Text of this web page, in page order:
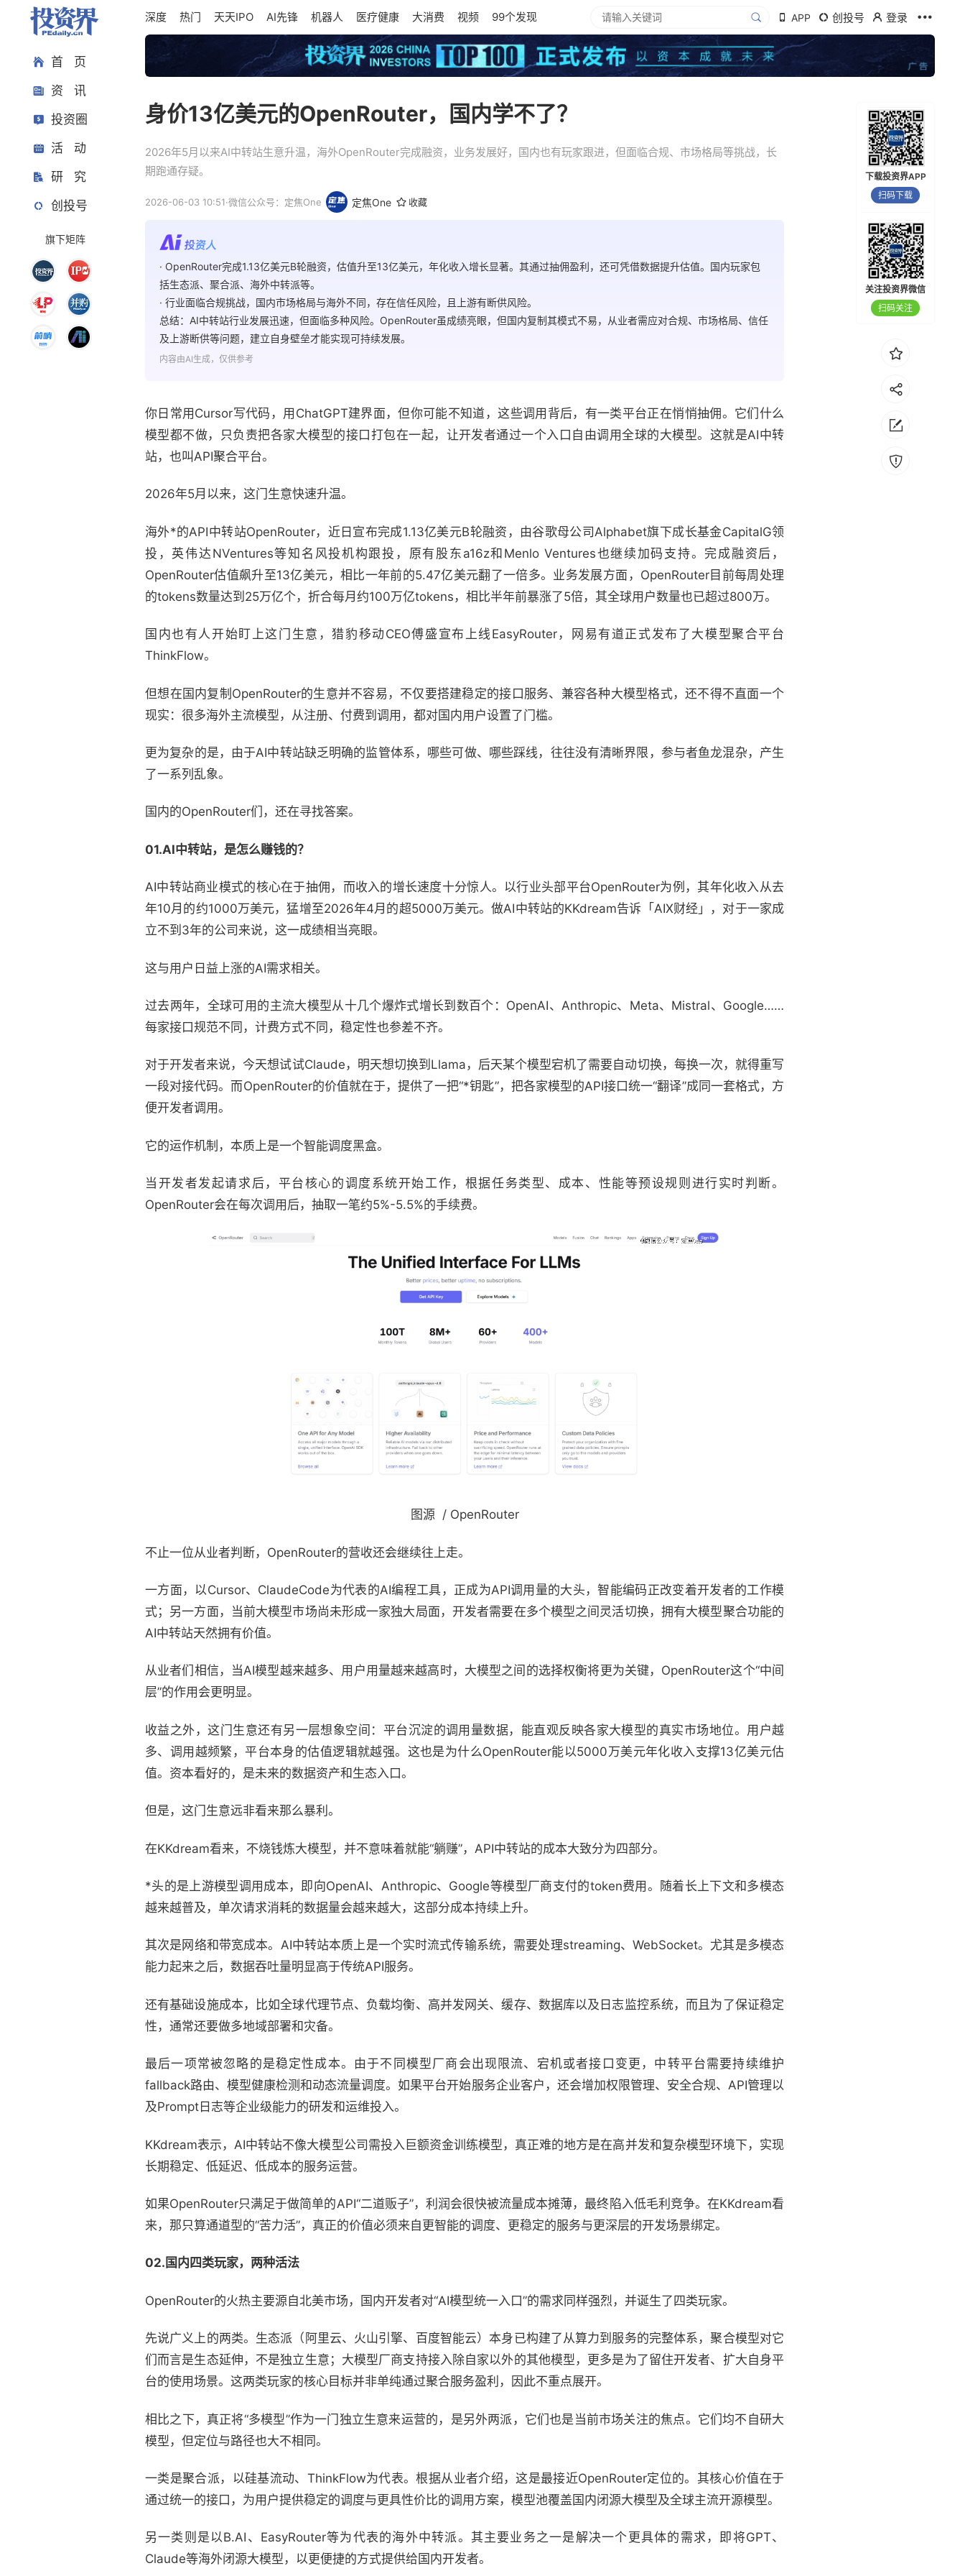
首 页
资 讯
投资圈
活 动
研 究
创投号
旗下矩阵
深度 热门 天天IPO AI先锋 机器人 医疗健康 大消费 视频 99个发现 APP 创投号 登录
身价13亿美元的OpenRouter，国内学不了？
2026年5月以来AI中转站生意升温，海外OpenRouter完成融资，业务发展好，国内也有玩家跟进，但面临合规、市场格局等挑战，长
期跑通存疑。
2026-06-03 10:51·微信公众号：定焦One 定焦One 收藏
· OpenRouter完成1.13亿美元B轮融资，估值升至13亿美元，年化收入增长显著。其通过抽佣盈利，还可凭借数据提升估值。国内玩家包
括生态派、聚合派、海外中转派等。
· 行业面临合规挑战，国内市场格局与海外不同，存在信任风险，且上游有断供风险。
总结：AI中转站行业发展迅速，但面临多种风险。OpenRouter虽成绩亮眼，但国内复制其模式不易，从业者需应对合规、市场格局、信任
及上游断供等问题，建立自身壁垒才能实现可持续发展。
内容由AI生成，仅供参考
你日常用Cursor写代码，用ChatGPT建界面，但你可能不知道，这些调用背后，有一类平台正在悄悄抽佣。它们什么
模型都不做，只负责把各家大模型的接口打包在一起，让开发者通过一个入口自由调用全球的大模型。这就是AI中转
站，也叫API聚合平台。
2026年5月以来，这门生意快速升温。
海外*的API中转站OpenRouter，近日宣布完成1.13亿美元B轮融资，由谷歌母公司Alphabet旗下成长基金CapitalG领
投，英伟达NVentures等知名风投机构跟投，原有股东a16z和Menlo Ventures也继续加码支持。完成融资后，
OpenRouter估值飙升至13亿美元，相比一年前的5.47亿美元翻了一倍多。业务发展方面，OpenRouter目前每周处理
的tokens数量达到25万亿个，折合每月约100万亿tokens，相比半年前暴涨了5倍，其全球用户数量也已超过800万。
国内也有人开始盯上这门生意，猎豹移动CEO傅盛宣布上线EasyRouter，网易有道正式发布了大模型聚合平台
ThinkFlow。
但想在国内复制OpenRouter的生意并不容易，不仅要搭建稳定的接口服务、兼容各种大模型格式，还不得不直面一个
现实：很多海外主流模型，从注册、付费到调用，都对国内用户设置了门槛。
更为复杂的是，由于AI中转站缺乏明确的监管体系，哪些可做、哪些踩线，往往没有清晰界限，参与者鱼龙混杂，产生
了一系列乱象。
国内的OpenRouter们，还在寻找答案。
01.AI中转站，是怎么赚钱的？
AI中转站商业模式的核心在于抽佣，而收入的增长速度十分惊人。以行业头部平台OpenRouter为例，其年化收入从去
年10月的约1000万美元，猛增至2026年4月的超5000万美元。做AI中转站的KKdream告诉「AIX财经」，对于一家成
立不到3年的公司来说，这一成绩相当亮眼。
这与用户日益上涨的AI需求相关。
过去两年，全球可用的主流大模型从十几个爆炸式增长到数百个：OpenAI、Anthropic、Meta、Mistral、Google……
每家接口规范不同，计费方式不同，稳定性也参差不齐。
对于开发者来说，今天想试试Claude，明天想切换到Llama，后天某个模型宕机了需要自动切换，每换一次，就得重写
一段对接代码。而OpenRouter的价值就在于，提供了一把“*钥匙”，把各家模型的API接口统一“翻译”成同一套格式，方
便开发者调用。
它的运作机制，本质上是一个智能调度黑盒。
当开发者发起请求后，平台核心的调度系统开始工作，根据任务类型、成本、性能等预设规则进行实时判断。
OpenRouter会在每次调用后，抽取一笔约5%-5.5%的手续费。
图源 / OpenRouter
不止一位从业者判断，OpenRouter的营收还会继续往上走。
一方面，以Cursor、ClaudeCode为代表的AI编程工具，正成为API调用量的大头，智能编码正改变着开发者的工作模
式；另一方面，当前大模型市场尚未形成一家独大局面，开发者需要在多个模型之间灵活切换，拥有大模型聚合功能的
AI中转站天然拥有价值。
从业者们相信，当AI模型越来越多、用户用量越来越高时，大模型之间的选择权衡将更为关键，OpenRouter这个“中间
层”的作用会更明显。
收益之外，这门生意还有另一层想象空间：平台沉淀的调用量数据，能直观反映各家大模型的真实市场地位。用户越
多、调用越频繁，平台本身的估值逻辑就越强。这也是为什么OpenRouter能以5000万美元年化收入支撑13亿美元估
值。资本看好的，是未来的数据资产和生态入口。
但是，这门生意远非看来那么暴利。
在KKdream看来，不烧钱炼大模型，并不意味着就能“躺赚”，API中转站的成本大致分为四部分。
*头的是上游模型调用成本，即向OpenAI、Anthropic、Google等模型厂商支付的token费用。随着长上下文和多模态
越来越普及，单次请求消耗的数据量会越来越大，这部分成本持续上升。
其次是网络和带宽成本。AI中转站本质上是一个实时流式传输系统，需要处理streaming、WebSocket。尤其是多模态
能力起来之后，数据吞吐量明显高于传统API服务。
还有基础设施成本，比如全球代理节点、负载均衡、高并发网关、缓存、数据库以及日志监控系统，而且为了保证稳定
性，通常还要做多地域部署和灾备。
最后一项常被忽略的是稳定性成本。由于不同模型厂商会出现限流、宕机或者接口变更，中转平台需要持续维护
fallback路由、模型健康检测和动态流量调度。如果平台开始服务企业客户，还会增加权限管理、安全合规、API管理以
及Prompt日志等企业级能力的研发和运维投入。
KKdream表示，AI中转站不像大模型公司需投入巨额资金训练模型，真正难的地方是在高并发和复杂模型环境下，实现
长期稳定、低延迟、低成本的服务运营。
如果OpenRouter只满足于做简单的API“二道贩子”，利润会很快被流量成本摊薄，最终陷入低毛利竞争。在KKdream看
来，那只算通道型的“苦力活”，真正的价值必须来自更智能的调度、更稳定的服务与更深层的开发场景绑定。
02.国内四类玩家，两种活法
OpenRouter的火热主要源自北美市场，国内开发者对“AI模型统一入口”的需求同样强烈，并诞生了四类玩家。
先说广义上的两类。生态派（阿里云、火山引擎、百度智能云）本身已构建了从算力到服务的完整体系，聚合模型对它
们而言是生态延伸，不是独立生意；大模型厂商支持接入除自家以外的其他模型，更多是为了留住开发者、扩大自身平
台的使用场景。这两类玩家的核心目标并非单纯通过聚合服务盈利，因此不重点展开。
相比之下，真正将“多模型”作为一门独立生意来运营的，是另外两派，它们也是当前市场关注的焦点。它们均不自研大
模型，但定位与路径也大不相同。
一类是聚合派，以硅基流动、ThinkFlow为代表。根据从业者介绍，这是最接近OpenRouter定位的。其核心价值在于
通过统一的接口，为用户提供稳定的调度与更具性价比的调用方案，模型池覆盖国内闭源大模型及全球主流开源模型。
另一类则是以B.AI、EasyRouter等为代表的海外中转派。其主要业务之一是解决一个更具体的需求，即将GPT、
Claude等海外闭源大模型，以更便捷的方式提供给国内开发者。
下载投资界APP
扫码下载
关注投资界微信
扫码关注